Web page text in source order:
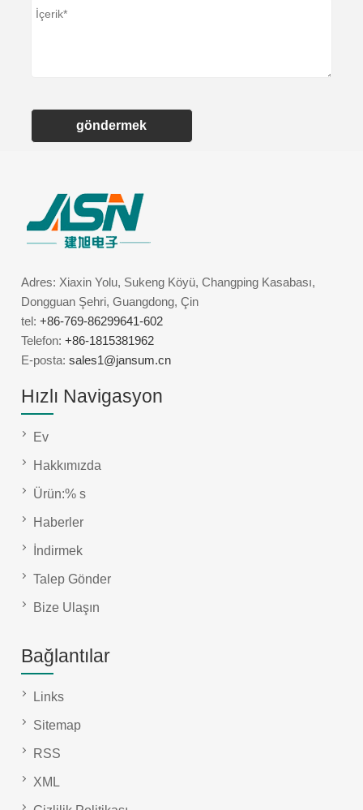
göndermek
Adres: Xiaxin Yolu, Sukeng Köyü, Changping Kasabası,
Dongguan Şehri, Guangdong, Çin
tel:+86-769-86299641-602
Telefon:+86-1815381962
E-posta:sales1@jansum.cn
Hızlı Navigasyon
Ev
Hakkımızda
Ürün:% s
Haberler
İndirmek
Talep Gönder
Bize Ulaşın
Bağlantılar
Links
Sitemap
RSS
XML